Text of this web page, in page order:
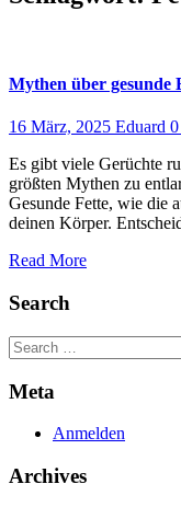
Mythen über
16 März, 2025 Eduard
Es gibt viele Gerüchte
größten Mythen zu
Gesunde Fette, wie die
deinen Körper.
Read More
Search
Meta
Anmelden
Archives